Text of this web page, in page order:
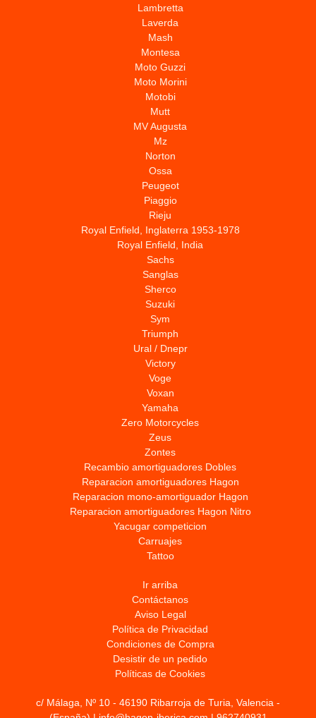
Lambretta
Laverda
Mash
Montesa
Moto Guzzi
Moto Morini
Motobi
Mutt
MV Augusta
Mz
Norton
Ossa
Peugeot
Piaggio
Rieju
Royal Enfield, Inglaterra 1953-1978
Royal Enfield, India
Sachs
Sanglas
Sherco
Suzuki
Sym
Triumph
Ural / Dnepr
Victory
Voge
Voxan
Yamaha
Zero Motorcycles
Zeus
Zontes
Recambio amortiguadores Dobles
Reparacion amortiguadores Hagon
Reparacion mono-amortiguador Hagon
Reparacion amortiguadores Hagon Nitro
Yacugar competicion
Carruajes
Tattoo
Ir arriba
Contáctanos
Aviso Legal
Política de Privacidad
Condiciones de Compra
Desistir de un pedido
Políticas de Cookies
c/ Málaga, Nº 10 - 46190 Ribarroja de Turia, Valencia -